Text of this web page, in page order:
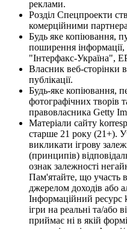
реклами.
Розділ Спецпроекти
комерційними
Будь яке копіювання,
поширення
"Інтерфакс-Україна",
Власник веб-сторінки
публікації.
Будь-яке копіювання,
фотографічних творів
правовласника Getty
Матеріали сайту
старше 21 року (21+).
викликати ігрову
(принципів)
ознак залежності
Пам'ятайте, що участь
джерелом доходів або
Інформаційний ресурс
ігри на реальні та/або
приймає ні в якій